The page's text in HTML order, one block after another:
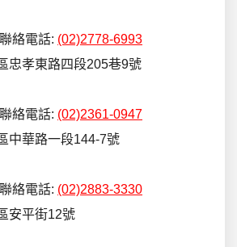
電話: (02)2778-6993
忠孝東路四段205巷9號
電話: (02)2361-0947
中華路一段144-7號
電話: (02)2883-3330
安平街12號